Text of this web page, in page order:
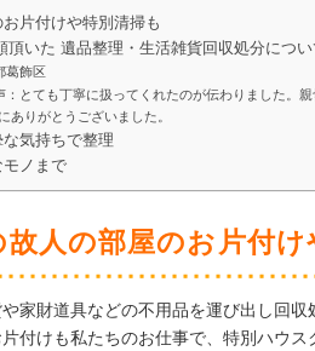
片付けや特別清掃も
いた 遺品整理・生活雑貨回収処分につい
葛飾区
：とても丁寧に扱ってくれたのが伝わりました。
ありがとうございました。
気持ちで整理
ノまで
故人の部屋のお片付け
家財道具などの不用品を運び出し回収
付けも私たちのお仕事で、特別ハウ